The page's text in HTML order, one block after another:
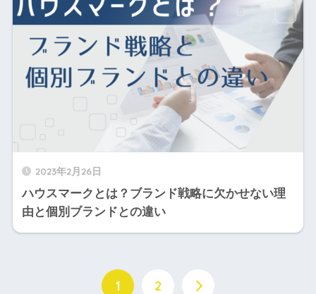
2023年2月26日
ハウスマークとは？ブランド戦略に欠かせない理
由と個別ブランドとの違い
1 2